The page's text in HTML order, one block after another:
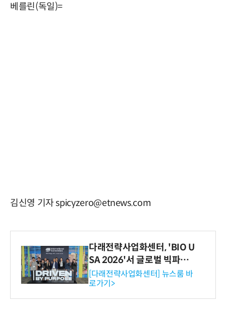
베를린(독일)=
김신영 기자 spicyzero@etnews.com
다래전략사업화센터, 'BIO U
SA 2026'서 글로벌 빅파마
와의 비즈니스 미팅 지원…K
-바이오 해외 진출 교두보 확
보
[다래전략사업화센터] 뉴스룸 바
로가기>